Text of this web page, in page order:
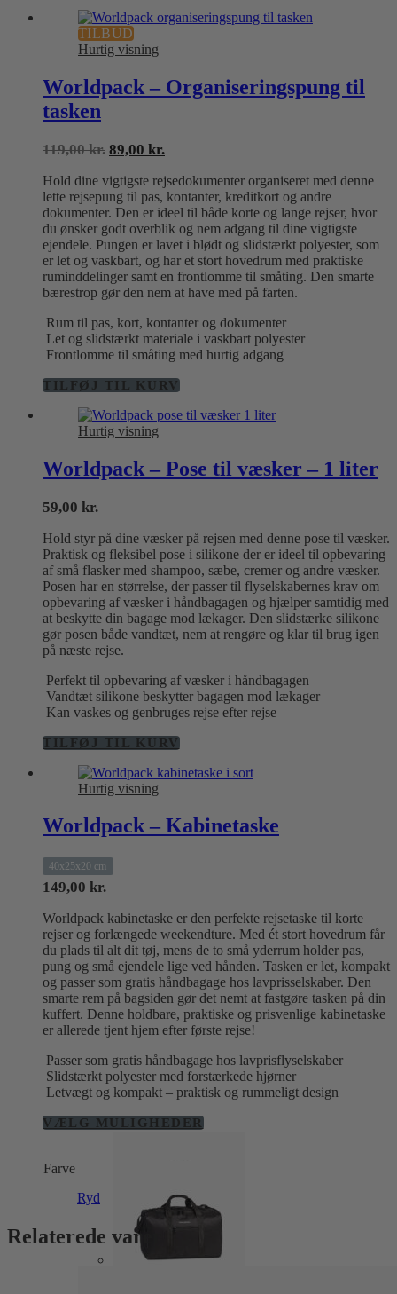
vælges
TILBUD
Hurtig visning
Worldpack – Organiseringspung til
tasken
119,00kr. Den
pris
var:
119,00 kr..
89,00 kr.
pris
er:
89,00 kr..
Hold dine vigtigste rejsedokumenter organiseret med denne
lette rejsepung til pas, kontanter, kreditkort og andre
dokumenter. Den er ideel til både korte og lange rejser, hvor
du ønsker godt overblik og nem adgang til dine vigtigste
ejendele. Pungen er lavet i blødt og slidstærkt polyester, som
er let og vaskbart, og har et stort hovedrum med praktiske
ruminddelinger samt en frontlomme til småting. Den smarte
bærestrop gør den nem at have med på farten.
Rum til pas, kort, kontanter og dokumenter
Let og slidstærkt materiale i vaskbart polyester
Frontlomme til småting med hurtig adgang
TILFØJ TIL KURV
Hurtig visning
Worldpack – Pose til væsker – 1 liter
59,00 kr.
Hold styr på dine væsker på rejsen med denne pose til væsker.
Praktisk og fleksibel pose i silikone der er ideel til opbevaring
af små flasker med shampoo, sæbe, cremer og andre væsker.
Posen har en størrelse, der passer til flyselskabernes krav om
opbevaring af væsker i håndbagagen og hjælper samtidig med
at beskytte din bagage mod lækager. Den slidstærke silikone
gør posen både vandtæt, nem at rengøre og klar til brug igen
på næste rejse.
Perfekt til opbevaring af væsker i håndbagagen
Vandtæt silikone beskytter bagagen mod lækager
Kan vaskes og genbruges rejse efter rejse
TILFØJ TIL KURV
Hurtig visning
Worldpack – Kabinetaske
40x25x20 cm
149,00 kr.
Worldpack kabinetaske er den perfekte rejsetaske til korte
rejser og forlængede weekendture. Med ét stort hovedrum får
du plads til alt dit tøj, mens de to små yderrum holder pas,
pung og små ejendele lige ved hånden. Tasken er let, kompakt
og passer som gratis håndbagage hos lavprisselskaber. Den
smarte rem på bagsiden gør det nemt at fastgøre tasken på din
kuffert. Denne holdbare, praktiske og prisvenlige kabinetaske
er allerede tjent hjem efter første rejse!
Passer som gratis håndbagage hos lavprisflyselskaber
Slidstærkt polyester med forstærkede hjørner
Letvægt og kompakt – praktisk og rummeligt design
VÆLG MULIGHEDERDette
Mulighederne
kan
vælges
Farve
Ryd
Relaterede varer